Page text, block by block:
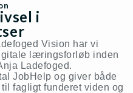
i
Vision har vi
læringsforløb inden
Ladefoged.
JobHelp og giver både
fagligt funderet viden og